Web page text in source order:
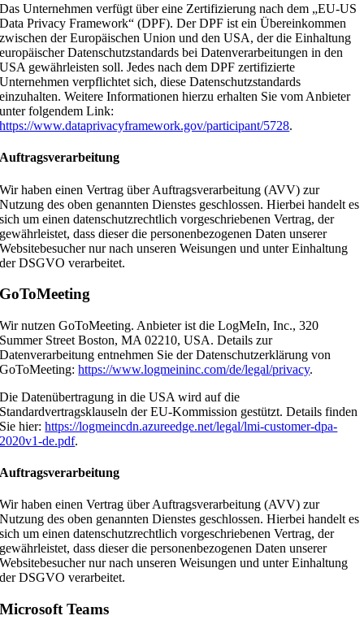
Das Unternehmen verfügt über eine Zertifizierung nach dem „EU-US
Data Privacy Framework“ (DPF). Der DPF ist ein Übereinkommen
zwischen der Europäischen Union und den USA, der die Einhaltung
europäischer Datenschutzstandards bei Datenverarbeitungen in den
USA gewährleisten soll. Jedes nach dem DPF zertifizierte
Unternehmen verpflichtet sich, diese Datenschutzstandards
einzuhalten. Weitere Informationen hierzu erhalten Sie vom Anbieter
unter folgendem Link:
https://www.dataprivacyframework.gov/participant/5728.
Auftragsverarbeitung
Wir haben einen Vertrag über Auftragsverarbeitung (AVV) zur
Nutzung des oben genannten Dienstes geschlossen. Hierbei handelt es
sich um einen datenschutzrechtlich vorgeschriebenen Vertrag, der
gewährleistet, dass dieser die personenbezogenen Daten unserer
Websitebesucher nur nach unseren Weisungen und unter Einhaltung
der DSGVO verarbeitet.
GoToMeeting
Wir nutzen GoToMeeting. Anbieter ist die LogMeIn, Inc., 320
Summer Street Boston, MA 02210, USA. Details zur
Datenverarbeitung entnehmen Sie der Datenschutzerklärung von
GoToMeeting:https://www.logmeininc.com/de/legal/privacy.
Die Datenübertragung in die USA wird auf die
Standardvertragsklauseln der EU-Kommission gestützt. Details finden
Sie hier:https://logmeincdn.azureedge.net/legal/lmi-customer-dpa-
2020v1-de.pdf.
Auftragsverarbeitung
Wir haben einen Vertrag über Auftragsverarbeitung (AVV) zur
Nutzung des oben genannten Dienstes geschlossen. Hierbei handelt es
sich um einen datenschutzrechtlich vorgeschriebenen Vertrag, der
gewährleistet, dass dieser die personenbezogenen Daten unserer
Websitebesucher nur nach unseren Weisungen und unter Einhaltung
der DSGVO verarbeitet.
Microsoft Teams